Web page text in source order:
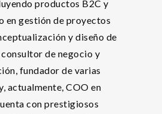
productos B2C y
en gestión de proyectos
y diseño de
de negocio y
fundador de varias
actualmente, COO en
con prestigiosos